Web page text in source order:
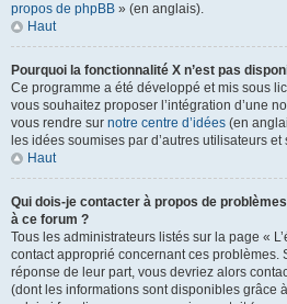
propos de phpBB » (en anglais).
Haut
Pourquoi la fonctionnalité X n’est pas
Ce programme a été développé et mis sous
vous souhaitez proposer l’intégration d’une
vous rendre sur notre centre d’idées (en
les idées soumises par d’autres utilisateurs
Haut
Qui dois-je contacter à propos de
à ce forum ?
Tous les administrateurs listés sur la page «
contact approprié concernant ces problèmes.
réponse de leur part, vous devriez alors
(dont les informations sont disponibles grâce à